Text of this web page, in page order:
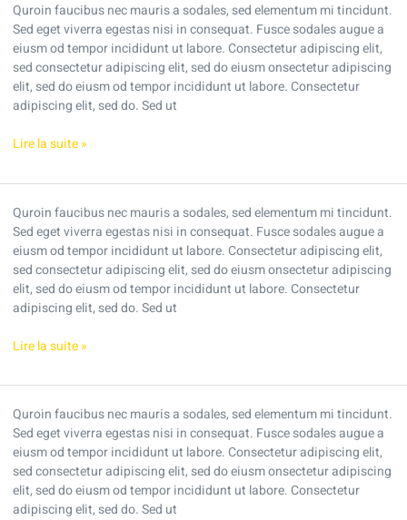
Quroin faucibus nec mauris a sodales, sed elementum mi tincidunt.
Sed eget viverra egestas nisi in consequat. Fusce sodales augue a
eiusm od tempor incididunt ut labore. Consectetur adipiscing elit,
sed consectetur adipiscing elit, sed do eiusm onsectetur adipiscing
elit, sed do eiusm od tempor incididunt ut labore. Consectetur
adipiscing elit, sed do. Sed ut
Lire la suite »
Quroin faucibus nec mauris a sodales, sed elementum mi tincidunt.
Sed eget viverra egestas nisi in consequat. Fusce sodales augue a
eiusm od tempor incididunt ut labore. Consectetur adipiscing elit,
sed consectetur adipiscing elit, sed do eiusm onsectetur adipiscing
elit, sed do eiusm od tempor incididunt ut labore. Consectetur
adipiscing elit, sed do. Sed ut
Solar
energy
and
the
modern
smart
Lire la suite »
Quroin faucibus nec mauris a sodales, sed elementum mi tincidunt.
Sed eget viverra egestas nisi in consequat. Fusce sodales augue a
eiusm od tempor incididunt ut labore. Consectetur adipiscing elit,
sed consectetur adipiscing elit, sed do eiusm onsectetur adipiscing
elit, sed do eiusm od tempor incididunt ut labore. Consectetur
adipiscing elit, sed do. Sed ut
How
to
find
the
best
solar